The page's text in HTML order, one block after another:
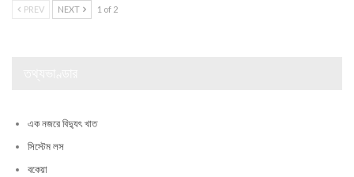
PREV NEXT 1 of 2
এক নজরে বিদ্যুৎ খাত
সিস্টেম লস
বকেয়া